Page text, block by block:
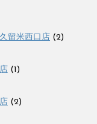
留米西口店 (2)
(1)
(2)